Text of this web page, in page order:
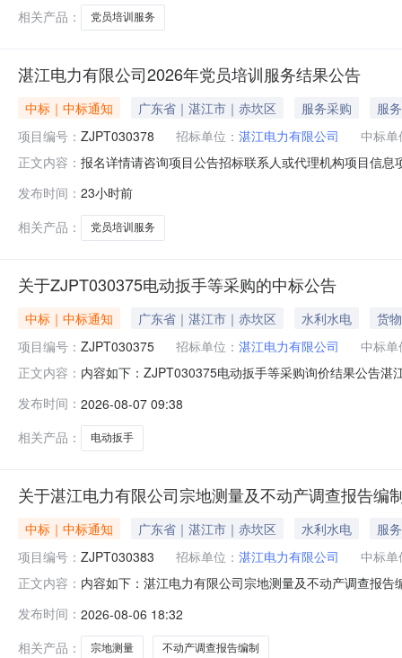
相关产品： 党员培训服务
湛江电力有限公司2026年党员培训服务结果公告
中标｜中标通知 广东省｜湛江市｜赤坎区 服务采购
服务
项目编号： ZJPT030378 招标单位： 湛江电力有限公司
中标单
正文内容： 报名详情请咨询项目公告招标联系人或代理机构项目信
发布时间： 23小时前
相关产品：
党员培训服务
关于ZJPT030375电动扳手等采购的中标公告
中标｜中标通知 广东省｜湛江市｜赤坎区 水利水电
货物
项目编号： ZJPT030375 招标单位： 湛江电力有限公司
中标单
正文内容： 内容如下：ZJPT030375电动扳手等采购询价结果公告
门：湛江电力有限公司经营部异议接收部门地址：湛江
发布时间： 2026-08-07 09:38
相关产品：
电动扳手
关于湛江电力有限公司宗地测量及不动产调查报告编
中标｜中标通知 广东省｜湛江市｜赤坎区 水利水电
服务
项目编号： ZJPT030383 招标单位： 湛江电力有限公司
中标单
正文内容： 内容如下：湛江电力有限公司宗地测量及不动产调查报
2026年08月06日-2026年08月09日湛江电力有限公司发
发布时间： 2026-08-06 18:32
相关产品：
宗地测量 不动产调查报告编制